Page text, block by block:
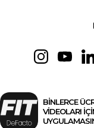
BİNLERCE
VİDEOLARI